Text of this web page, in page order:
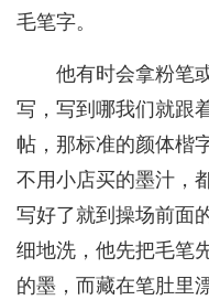
毛笔字。
他有时会拿粉笔
写，写到哪我们就跟
帖，那标准的颜体楷
不用小店买的墨汁，
写好了就到操场前面
细地洗，他先把毛笔
的墨，而藏在笔肚里